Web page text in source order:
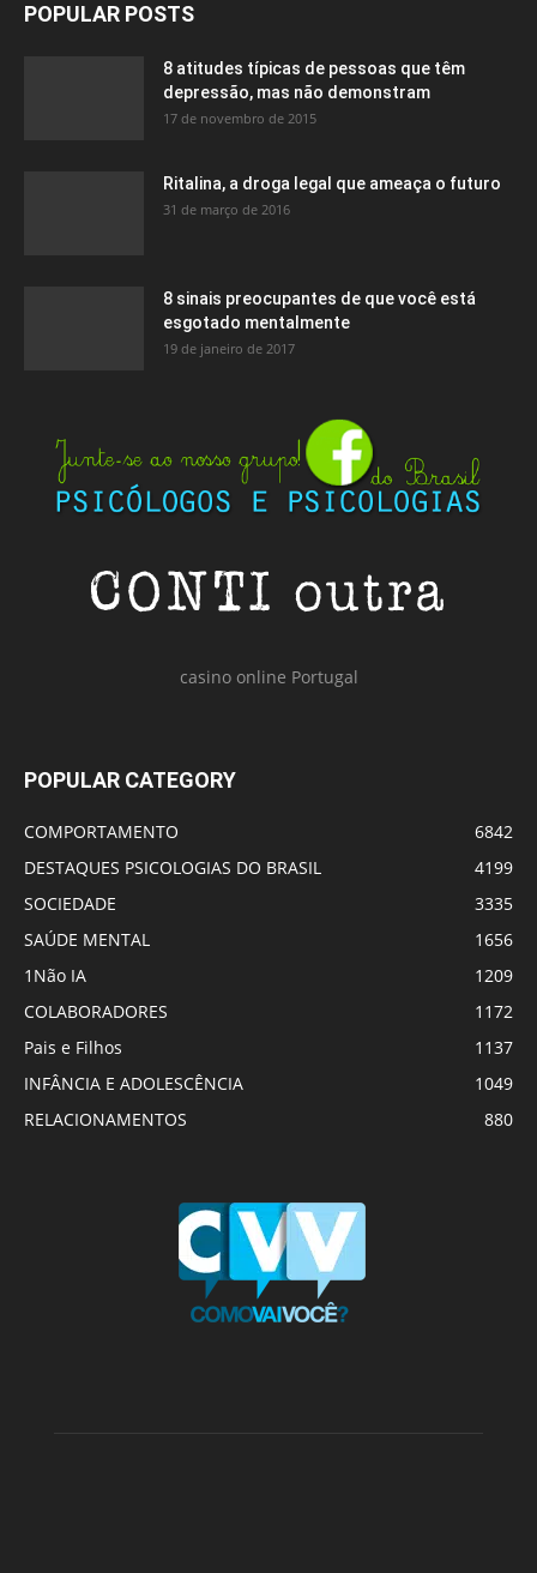
POPULAR POSTS
8 atitudes típicas de pessoas que têm
depressão, mas não demonstram
17 de novembro de 2015
Ritalina, a droga legal que ameaça o futuro
31 de março de 2016
8 sinais preocupantes de que você está
esgotado mentalmente
19 de janeiro de 2017
casino online Portugal
POPULAR CATEGORY
COMPORTAMENTO
6842
DESTAQUES PSICOLOGIAS DO BRASIL
4199
SOCIEDADE
3335
SAÚDE MENTAL
1656
1Não IA
1209
COLABORADORES
1172
Pais e Filhos
1137
INFÂNCIA E ADOLESCÊNCIA
1049
RELACIONAMENTOS
880